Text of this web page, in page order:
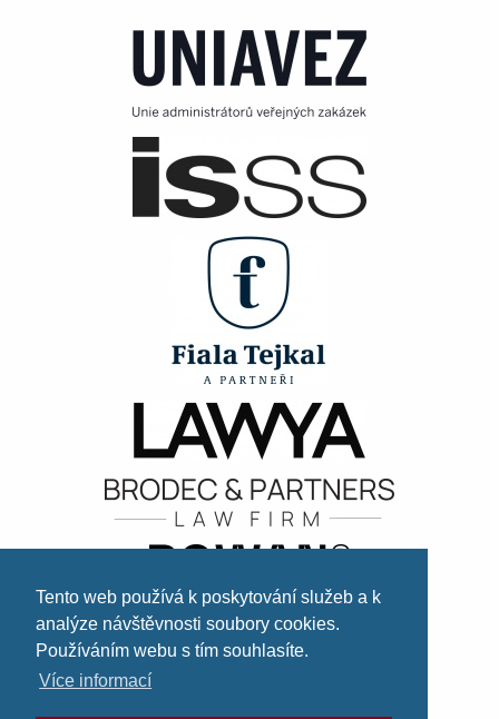
Tento web používá k poskytování služeb a k
analýze návštěvnosti soubory cookies.
Používáním webu s tím souhlasíte.
Více informací